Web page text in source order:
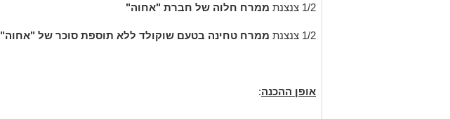
1/2 צנצנת ממרח חלוה של חברת "אחוה"
1/2 צנצנת ממרח טחינה בטעם שוקולד ללא תוספת סוכר של "אחוה"
אופן ההכנה: